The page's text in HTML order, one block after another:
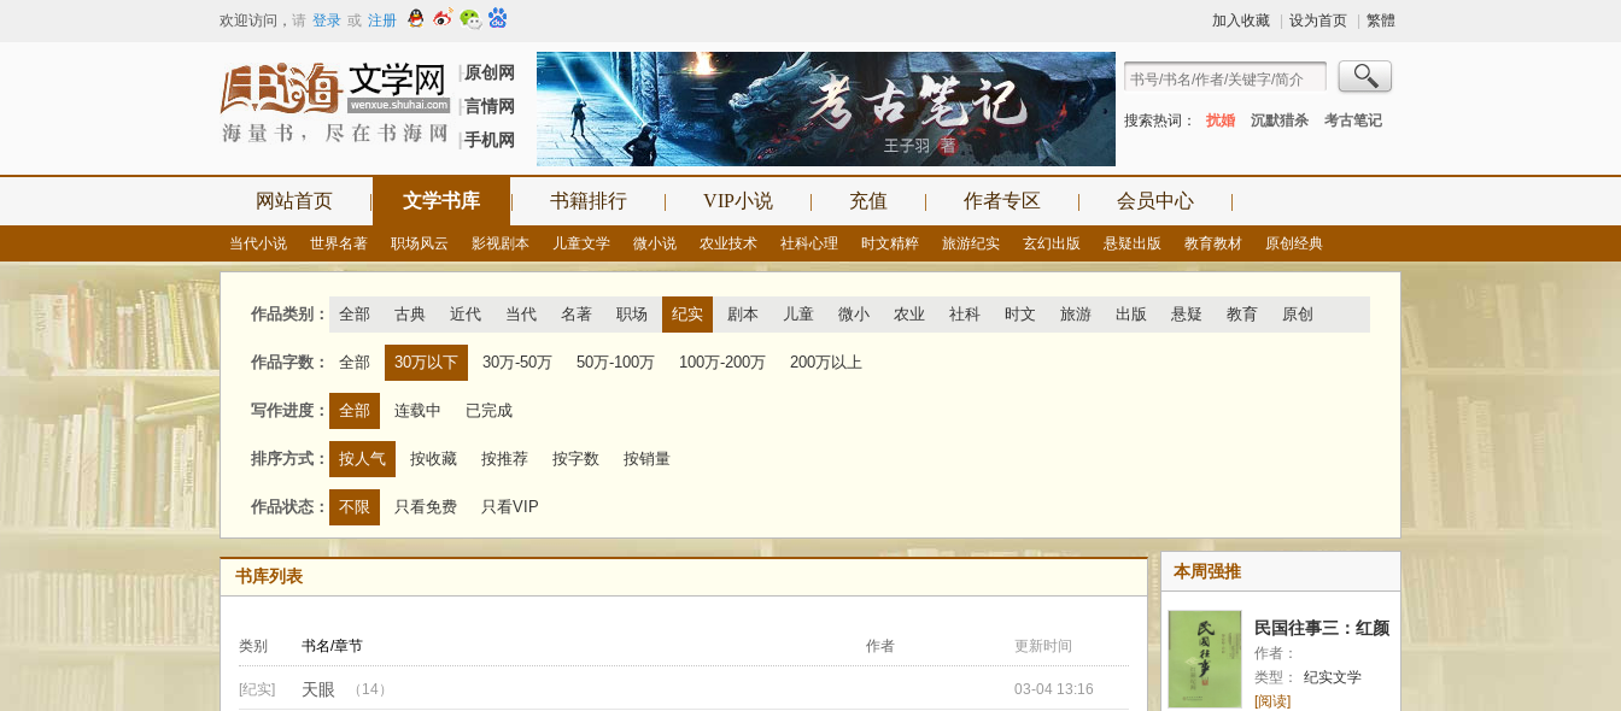
欢迎访问 ， 请 登录 或 注册 加入收藏 设为首页 繁體
┠原创网
┠言情网
┠手机网
搜索热词： 扰婚 沉默猎杀 考古笔记
网站首页 | 文学书库 | 书籍排行 | VIP小说 | 充值 | 作者专区 | 会员中心 |
当代小说 世界名著 职场风云 影视剧本 儿童文学 微小说 农业技术 社科心理 时文精粹 旅游纪实 玄幻出版 悬疑出版 教育教材 原创经典
作品类别： 全部 古典 近代 当代 名著 职场 纪实 剧本 儿童 微小 农业 社科 时文 旅游 出版 悬疑 教育 原创
作品字数： 全部 30万以下 30万-50万 50万-100万 100万-200万 200万以上
写作进度： 全部 连载中 已完成
排序方式： 按人气 按收藏 按推荐 按字数 按销量
作品状态： 不限 只看免费 只看VIP
书库列表
类别 书名/章节 作者 更新时间
[纪实] 天眼 （14） 03-04 13:16
本周强推
民国往事三：红颜
纪闻
作者：
类型：
纪实文学
[阅读]